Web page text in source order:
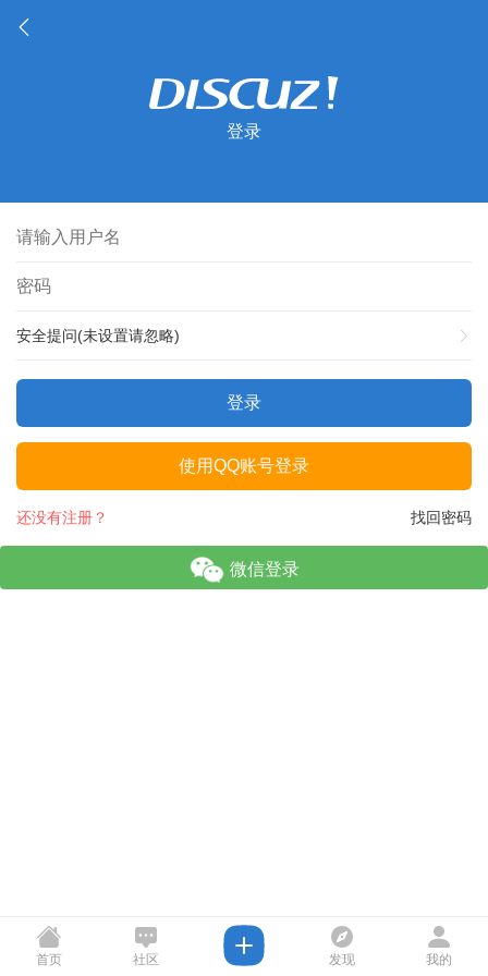
登录
安全提问(未设置请忽略)
登录
使用QQ账号登录
找回密码
还没有注册？
微信登录
首页 社区 发现 我的